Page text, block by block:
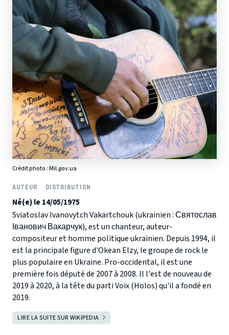
Crédit photo :Mil.gov.ua
AUTEUR DISTRIBUTION
Né(e) le 14/05/1975
Sviatoslav Ivanovytch Vakartchouk (ukrainien : Святослав
Іванович Вакарчук), est un chanteur, auteur-
compositeur et homme politique ukrainien. Depuis 1994, il
est la principale figure d'Okean Elzy, le groupe de rock le
plus populaire en Ukraine. Pro-occidental, il est une
première fois député de 2007 à 2008. Il l'est de nouveau de
2019 à 2020, à la tête du parti Voix (Holos) qu'il a fondé en
2019.
LIRE LA SUITE SUR WIKIPEDIA